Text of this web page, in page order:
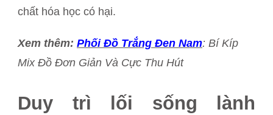
chất hóa học có hại.
Xem thêm: Phối Đồ Trắng Đen Nam: Bí Kíp
Mix Đồ Đơn Giản Và Cực Thu Hút
Duy trì lối sống lành